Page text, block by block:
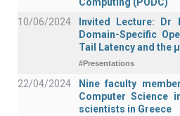
10/06/2024
Invited Lecture: Dr
Domain-Specific
Tail Latency and the
#Presentations
22/04/2024
Nine faculty
Computer Science
scientists in Greece